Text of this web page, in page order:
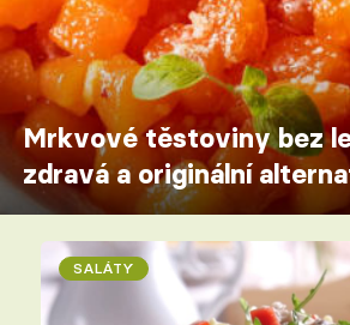
Mrkvové těstoviny bez
zdravá a originální
SALÁTY